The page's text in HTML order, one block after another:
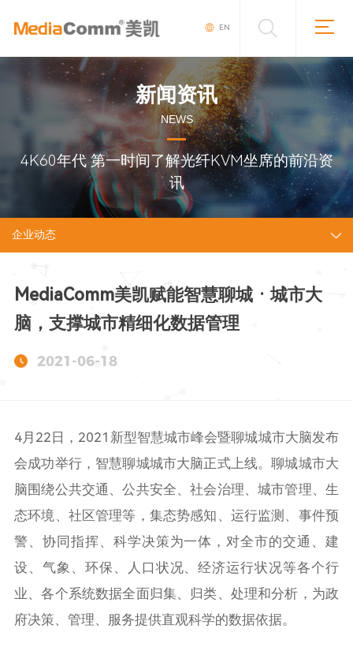
EN
新闻资讯
NEWS
4K60年代 第一时间了解光纤KVM坐席的前沿资
讯
企业动态
MediaComm美凯赋能智慧聊城 · 城市大
脑，支撑城市精细化数据管理
2021-06-18
4月22日，2021新型智慧城市峰会暨聊城城市大脑发布
会成功举行，智慧聊城城市大脑正式上线。聊城城市大
脑围绕公共交通、公共安全、社会治理、城市管理、生
态环境、社区管理等，集态势感知、运行监测、事件预
警、协同指挥、科学决策为一体，对全市的交通、建
设、气象、环保、人口状况、经济运行状况等各个行
业、各个系统数据全面归集、归类、处理和分析，为政
府决策、管理、服务提供直观科学的数据依据。